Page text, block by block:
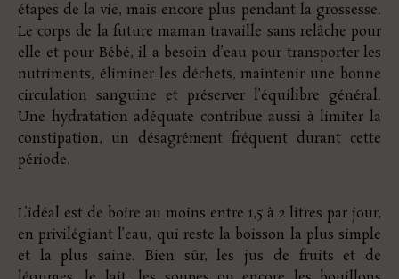
étapes de la vie, mais encore plus pendant la grossesse.
Le corps de la future maman travaille sans relâche pour
elle et pour Bébé, il a besoin d’eau pour transporter les
nutriments, éliminer les déchets, maintenir une bonne
circulation sanguine et préserver l’équilibre général.
Une hydratation adéquate contribue aussi à limiter la
constipation, un désagrément fréquent durant cette
période.
L’idéal est de boire au moins entre 1,5 à 2 litres par jour,
en privilégiant l’eau, qui reste la boisson la plus simple
et la plus saine. Bien sûr, les jus de fruits et de